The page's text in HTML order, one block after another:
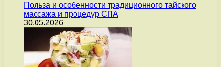
Польза и особенности традиционного тайского
массажа и процедур СПА
30.05.2026